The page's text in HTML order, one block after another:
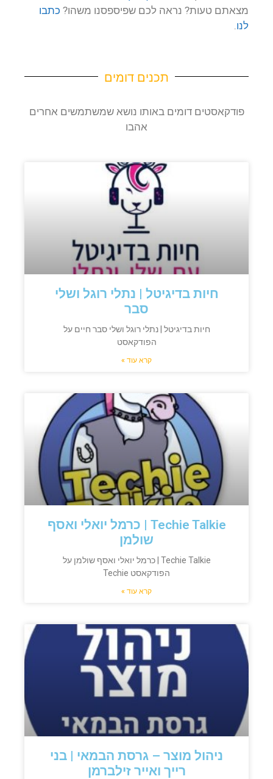
מצאתם טעות? נראה לכם שפיספסנו משהו? כתבו
לנו.
תכנים דומים
פודקאסטים דומים באותו נושא שמשתמשים אחרים
אהבו
חיות בדיגיטל | נתלי רוגל ושלי
סבר
חיות בדיגיטל | נתלי רוגל ושלי סבר חיים על
הפודקאסט
קרא עוד »
Techie Talkie | כרמל יואלי ואסף
שולמן
Techie Talkie | כרמל יואלי ואסף שולמן על
הפודקאסט Techie
קרא עוד »
ניהול מוצר – גרסת הבמאי | בני
רייך ואייר זילברמן